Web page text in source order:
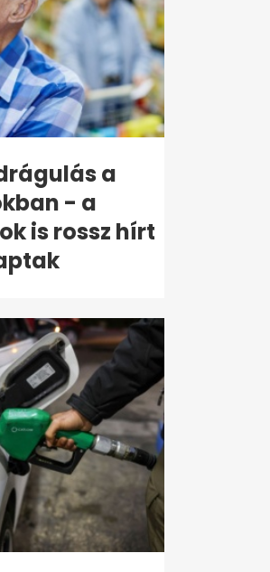
a
- a
is rossz hírt